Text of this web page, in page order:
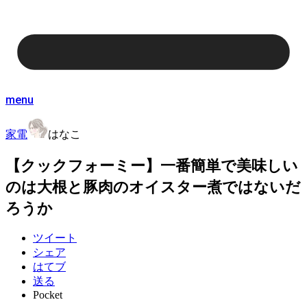
menu
家電 はなこ
【クックフォーミー】一番簡単で美味しい
のは大根と豚肉のオイスター煮ではないだ
ろうか
ツイート
シェア
はてブ
送る
Pocket